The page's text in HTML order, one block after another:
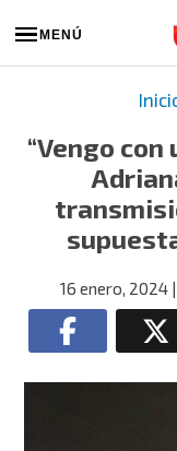
MENÚ
“Vengo con
16 enero, 2024